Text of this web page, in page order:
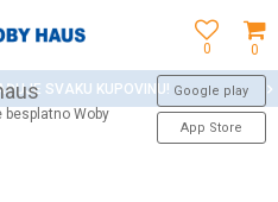
0
0
besplatno Woby
Google play
App Store
SVAKU KUPOVINU!